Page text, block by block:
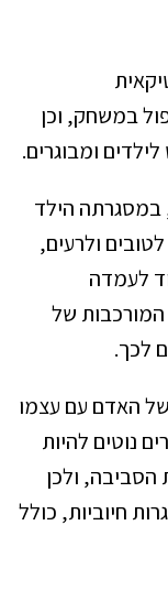
במשחק, וכן
ומבוגרים.
במסגרתה הילד
ולרעים,
לעמדה
של
לכך.
האדם עם עצמו
נוטים להיות
הסביבה, ולכן
חיוביות, כולל